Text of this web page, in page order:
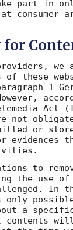
part in
consumer
of these
1
Act
not
or
evidences
to
the use of
In
a
will